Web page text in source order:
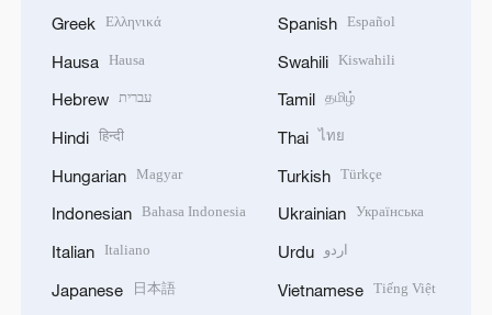
Greek Ελληνικά
Hausa Hausa
Hebrew עברית
Hindi हिन्दी
Hungarian Magyar
Indonesian Bahasa Indonesia
Italian Italiano
Japanese
日本語
Spanish Español
Swahili Kiswahili
Tamil தமிழ்
Thai ไทย
Turkish Türkçe
Ukrainian Українська
Urdu اردو
Vietnamese Tiếng Việt